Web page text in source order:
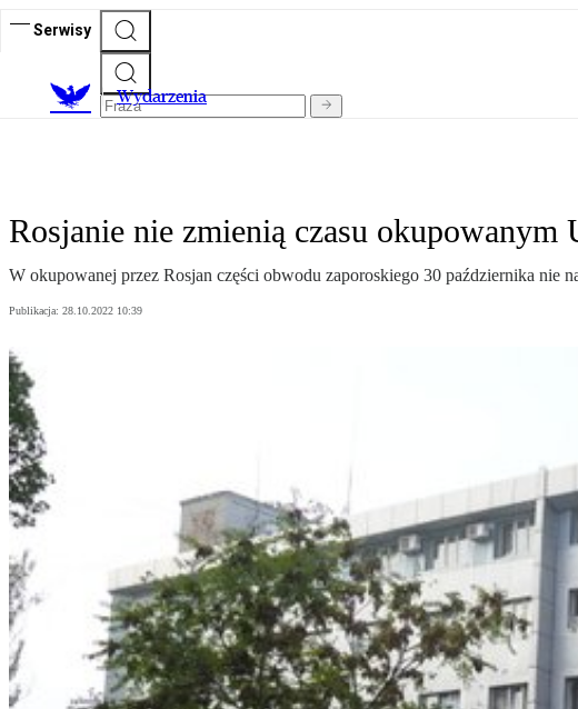
Serwisy
Wydarzenia
Rosjanie nie zmienią czasu okupowanym
W okupowanej przez Rosjan części obwodu zaporoskiego 30 października nie
Publikacja: 28.10.2022 10:39